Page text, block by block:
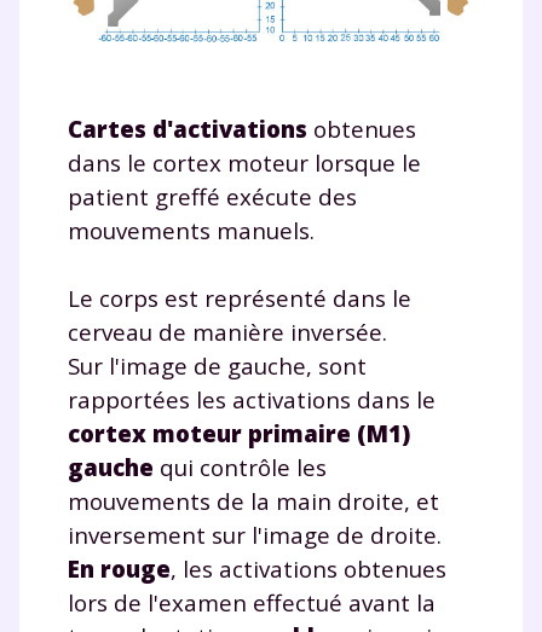
Cartes d'activations obtenues
dans le cortex moteur lorsque le
patient greffé exécute des
mouvements manuels.
Le corps est représenté dans le
cerveau de manière inversée.
Sur l'image de gauche, sont
rapportées les activations dans le
cortex moteur primaire (M1)
gauche qui contrôle les
mouvements de la main droite, et
inversement sur l'image de droite.
En rouge, les activations obtenues
lors de l'examen effectué avant la
Envie de progresser
et de réussir votre
année scolaire ?